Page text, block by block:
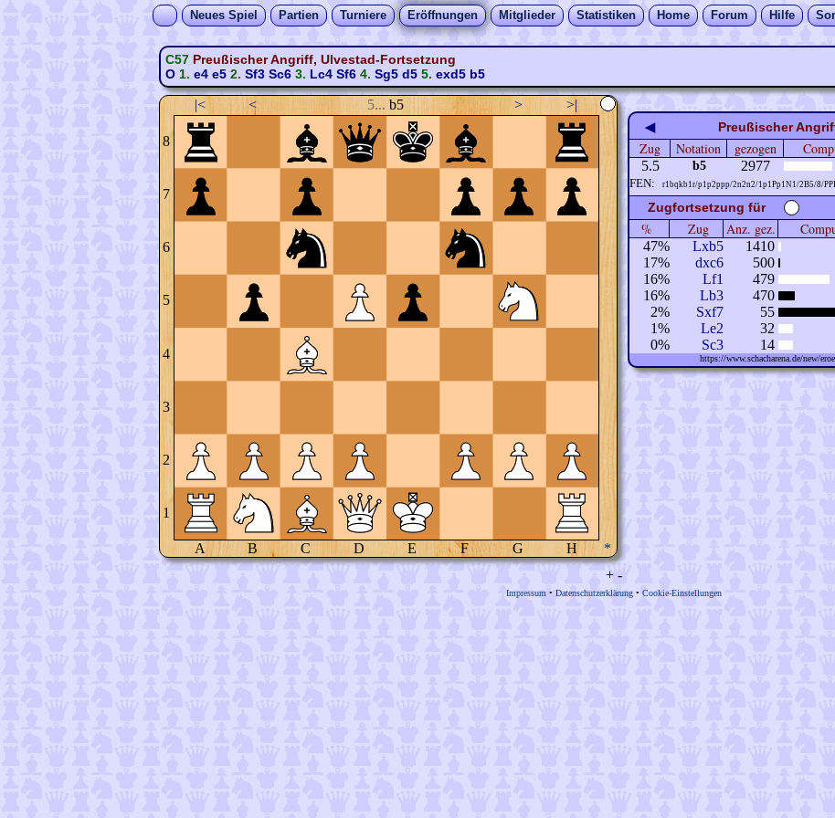
Neues Spiel Partien Turniere Eröffnungen Mitglieder Statistiken Home Forum Hilfe
C57 Preußischer Angriff, Ulvestad-Fortsetzung
O1. e4 e52. Sf3 Sc63. Lc4 Sf64. Sg5 d55. exd5 b5
|< < 5... b5 > >|
8
7
6
5
4
3
2
1
A B C D E F G H *
◀ Preußischer
Zug Notation gezogen
5.5 b5 2977
FEN: r1bqkb1r/p1p2ppp/2n2n2/1p1Pp1N1/2B5/8/
Zugfortsetzung für
% Zug Anz. gez.
47% Lxb5 1410
17% dxc6 500
16% Lf1 479
16% Lb3 470
2% Sxf7 55
1% Le2 32
0% Sc3 14
https://www.schacharena.de/new/
+ -
Impressum • Datenschutzerklärung • Cookie-Einstellungen